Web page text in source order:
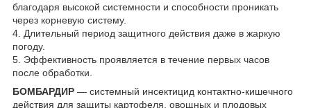
благодаря высокой системности и способности проникать
через корневую систему.
4. Длительный период защитного действия даже в жаркую
погоду.
5. Эффективность проявляется в течение первых часов
после обработки.
БОМБАРДИР — системный инсектицид контактно-кишечного
действия для защиты картофеля, овощных и плодовых